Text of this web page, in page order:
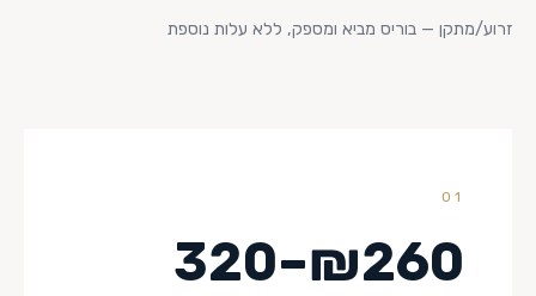
זרוע/מתקן — בוריס מביא ומספק, ללא עלות נוספת
01
₪260–320